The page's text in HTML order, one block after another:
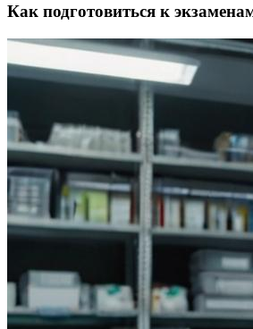
Как подготовиться к